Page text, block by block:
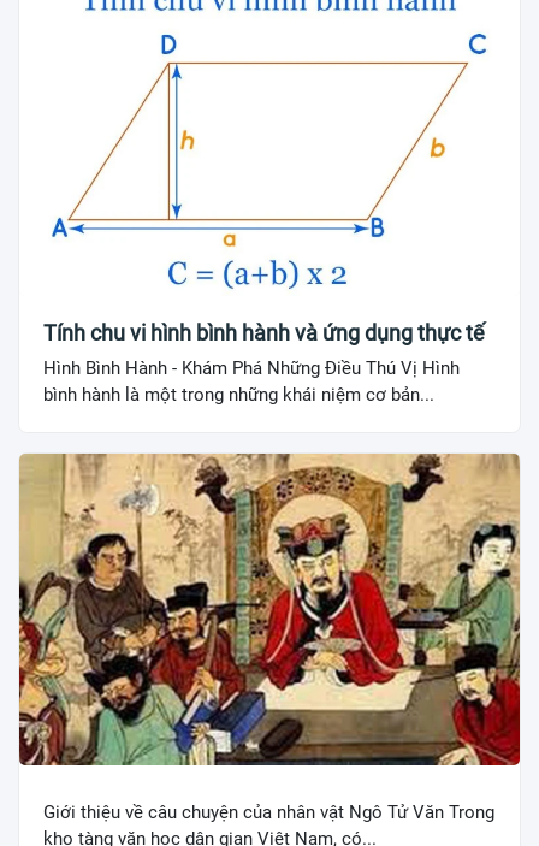
Tính chu vi hình bình hành và ứng dụng thực tế
Hình Bình Hành - Khám Phá Những Điều Thú Vị Hình
bình hành là một trong những khái niệm cơ bản...
Giới thiệu về câu chuyện của nhân vật Ngô Tử Văn Trong
kho tàng văn học dân gian Việt Nam, có...